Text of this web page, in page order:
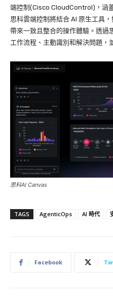
端控制(Cisco CloudControl)，涵
思科雲端控制將結合 AI 原生工具
帶來一致且整合的操作體驗。透過
工作流程、主動識別和解決問題，
思科AI Canvas
TAGS AgenticOps AI 時代
Facebook